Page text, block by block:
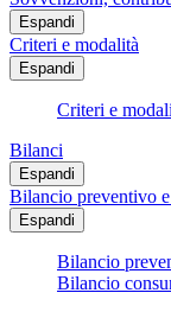
Espandi
Criteri e modalità
Espandi
Criteri e
Bilanci
Espandi
Bilancio preventivo
Espandi
Bilancio
Bilancio